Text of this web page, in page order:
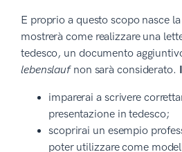
E proprio a questo scopo nasce
mostrerà come realizzare una
tedesco, un documento
lebenslaufnon sarà considerato.
imparerai a scrivere
presentazione in tedesco;
scoprirai un esempio
poter utilizzare come